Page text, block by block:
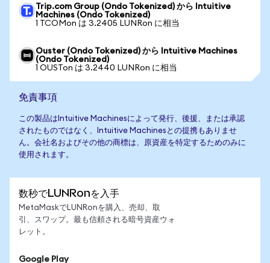
Trip.com Group (Ondo Tokenized) から Intuitive
Machines (Ondo Tokenized)
1 TCOMon は 3.2405 LUNRon に相当
Ouster (Ondo Tokenized) から Intuitive Machines
(Ondo Tokenized)
1 OUSTon は 3.2440 LUNRon に相当
免責事項
この製品はIntuitive Machinesによって発行、後援、または承認
されたものではなく、Intuitive Machinesとの提携もありませ
ん。会社名およびその他の商標は、原資産を特定するためのみに
使用されます。
数秒でLUNRonを入手
MetaMaskでLUNRonを購入、売却、取
引、スワップ。最も信頼される暗号資産ウォ
レット。
Google Play